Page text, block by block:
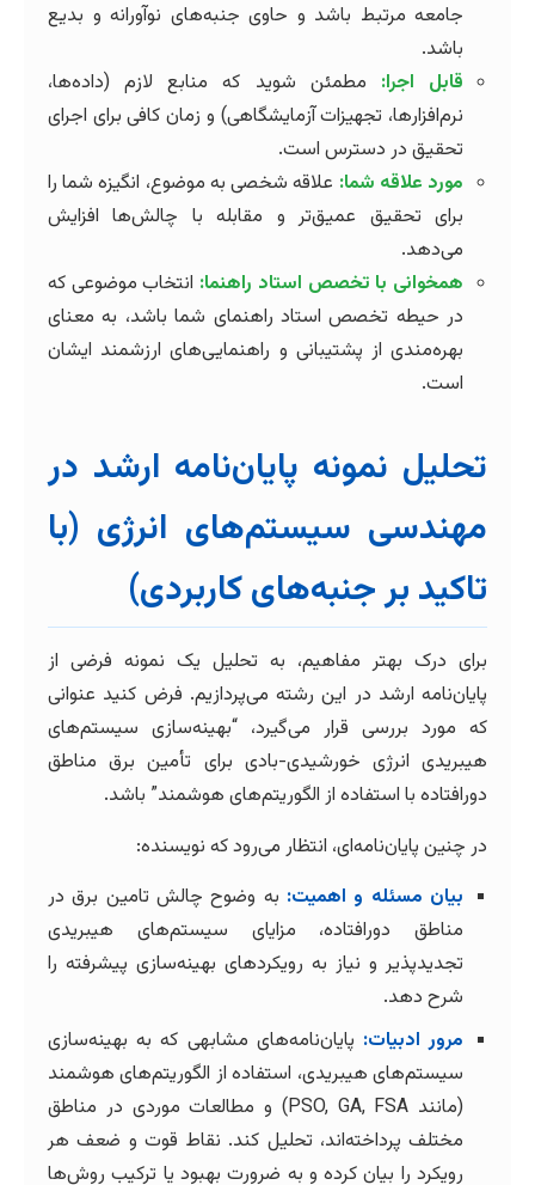
جامعه مرتبط باشد و حاوی جنبه‌های نوآورانه و بدیع
باشد.
قابل اجرا: مطمئن شوید که منابع لازم (داده‌ها،
نرم‌افزارها، تجهیزات آزمایشگاهی) و زمان کافی برای اجرای
تحقیق در دسترس است.
مورد علاقه شما: علاقه شخصی به موضوع، انگیزه شما را
برای تحقیق عمیق‌تر و مقابله با چالش‌ها افزایش
می‌دهد.
همخوانی با تخصص استاد راهنما: انتخاب موضوعی که
در حیطه تخصص استاد راهنمای شما باشد، به معنای
بهره‌مندی از پشتیبانی و راهنمایی‌های ارزشمند ایشان
است.
تحلیل نمونه پایان‌نامه ارشد در
مهندسی سیستم‌های انرژی (با
تاکید بر جنبه‌های کاربردی)
برای درک بهتر مفاهیم، به تحلیل یک نمونه فرضی از
پایان‌نامه ارشد در این رشته می‌پردازیم. فرض کنید عنوانی
که مورد بررسی قرار می‌گیرد، “بهینه‌سازی سیستم‌های
هیبریدی انرژی خورشیدی-بادی برای تأمین برق مناطق
دورافتاده با استفاده از الگوریتم‌های هوشمند” باشد.
در چنین پایان‌نامه‌ای، انتظار می‌رود که نویسنده:
بیان مسئله و اهمیت: به وضوح چالش تامین برق در
مناطق دورافتاده، مزایای سیستم‌های هیبریدی
تجدیدپذیر و نیاز به رویکردهای بهینه‌سازی پیشرفته را
شرح دهد.
مرور ادبیات: پایان‌نامه‌های مشابهی که به بهینه‌سازی
سیستم‌های هیبریدی، استفاده از الگوریتم‌های هوشمند
(مانند PSO, GA, FSA) و مطالعات موردی در مناطق
مختلف پرداخته‌اند، تحلیل کند. نقاط قوت و ضعف هر
رویکرد را بیان کرده و به ضرورت بهبود یا ترکیب روش‌ها